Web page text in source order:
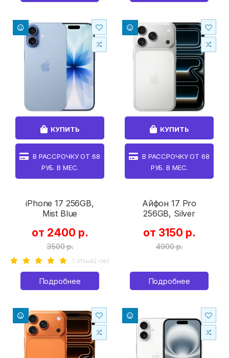
КУПИТЬ
В РАССРОЧКУ ОТ68
РУБ. В МЕС.
iPhone 17 256GB,
Mist Blue
от 2400 р.
3500 р.
1 отзыв(-ов)
Подробнее
КУПИТЬ
В РАССРОЧКУ ОТ68
РУБ. В МЕС.
Айфон 17 Pro
256GB, Silver
от 3150 р.
4900 р.
Подробнее